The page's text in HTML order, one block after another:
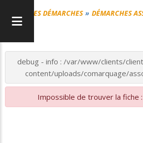
MES DÉMARCHES DÉMARCHES
debug - info : /var/www/clients/
content/uploads/comarquage/
Impossible de trouver la fiche